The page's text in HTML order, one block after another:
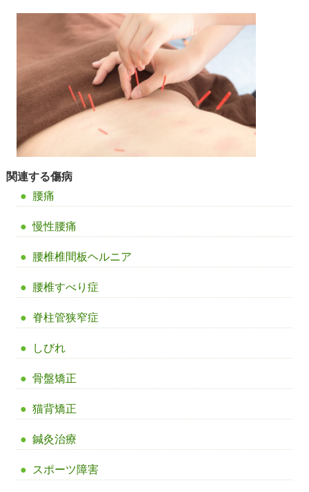
関連する傷病
腰痛
慢性腰痛
腰椎椎間板ヘルニア
腰椎すべり症
脊柱管狭窄症
しびれ
骨盤矯正
猫背矯正
鍼灸治療
スポーツ障害